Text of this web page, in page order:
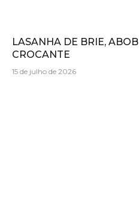
LASANHA DE BRIE,
CROCANTE
15 de julho de 2026